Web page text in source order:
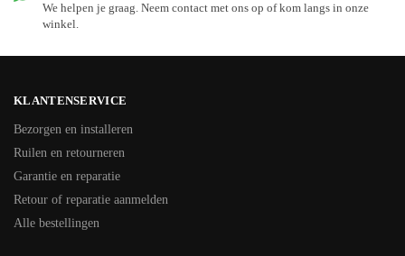
We helpen je graag. Neem contact met ons op of kom langs in onze
winkel.
KLANTENSERVICE
Bezorgen en installeren
Ruilen en retourneren
Garantie en reparatie
Retour of reparatie aanmelden
Alle bestellingen